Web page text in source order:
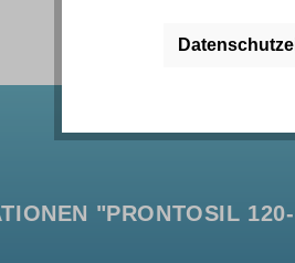
"PRONTOSIL